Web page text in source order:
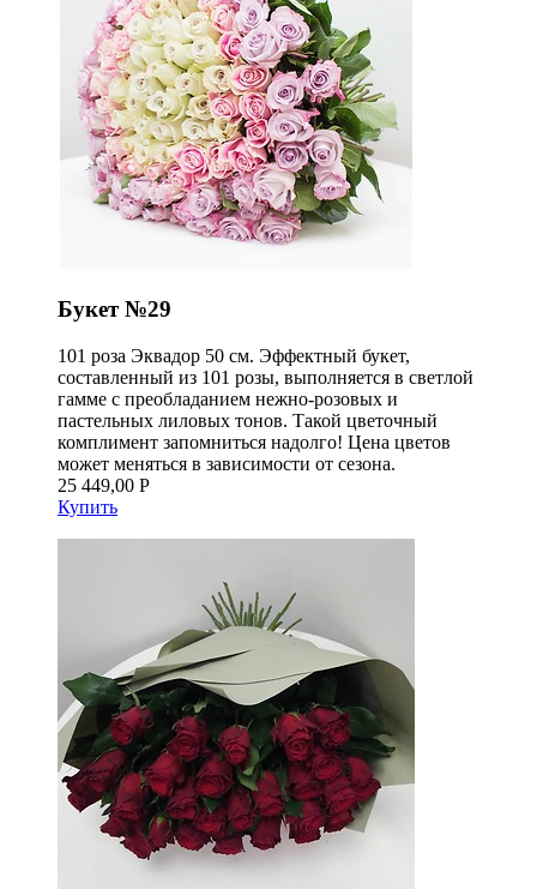
Букет №29
101 роза Эквадор 50 см. Эффектный букет,
составленный из 101 розы, выполняется в светлой
гамме с преобладанием нежно-розовых и
пастельных лиловых тонов. Такой цветочный
комплимент запомниться надолго! Цена цветов
может меняться в зависимости от сезона.
25 449,00 Р
Купить